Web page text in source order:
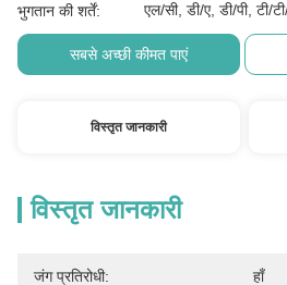
भुगतान की शर्तें: एल/सी, डी/ए, डी/पी, टी/
सबसे अच्छी कीमत पाएं
विस्तृत जानकारी
विस्तृत जानकारी
जंग प्रतिरोधी: हाँ